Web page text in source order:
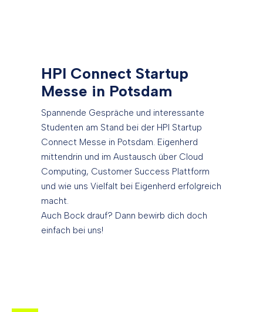
HPI Connect Startup
Messe in Potsdam
Spannende Gespräche und interessante
Studenten am Stand bei der HPI Startup
Connect Messe in Potsdam. Eigenherd
mittendrin und im Austausch über Cloud
Computing, Customer Success Plattform
und wie uns Vielfalt bei Eigenherd erfolgreich
macht.
Auch Bock drauf? Dann bewirb dich doch
einfach bei uns!